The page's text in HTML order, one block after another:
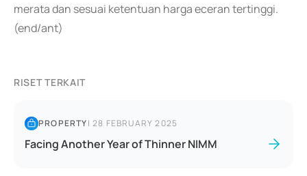
merata dan sesuai ketentuan harga eceran tertinggi.
(end/ant)
RISET TERKAIT
PROPERTY|28 FEBRUARY 2025
Facing Another Year of Thinner NIMM